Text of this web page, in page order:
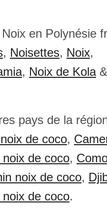
en Polynésie
, Noisettes, Noix,
, Noix de Kola&
pays de la
de coco,
de coco,
noix de coco,
noix de coco.